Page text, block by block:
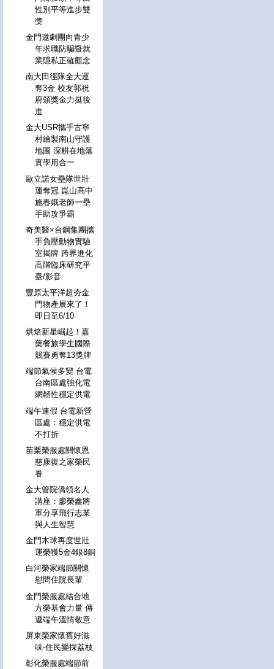
性別平等進步雙
獎
金門邀劇團向青少
年求職防騙暨就
業隱私正確觀念
南大田徑隊全大運
奪3金 校友郭祝
府頒獎金力挺後
進
金大USR攜手古寧
村繪製南山守護
地圖 深耕在地落
實學用合一
歐立諾女壘隊世壯
運奪冠 崑山高中
施春娥老師一壘
手助攻爭霸
奇美醫×台鋼集團攜
手負壓動物實驗
室揭牌 跨界進化
高階臨床研究平
臺/影音
豐原太平洋超夯金
門物產展來了！
即日至6/10
烘焙新星崛起！嘉
藥餐旅學生國際
競賽勇奪13獎牌
端節氣候多變 台電
台南區處強化電
網韌性穩定供電
端午連假 台電新營
區處：穩定供電
不打折
苗栗榮服處關懷恩
慈康復之家榮民
眷
金大管院僑領名人
講座：廖榮鑫將
軍分享飛行志業
與人生智慧
金門木球再度世壯
運榮獲5金4銀8銅
白河榮家端節關懷
慰問住院長輩
金門榮服處結合地
方榮基會力量 傳
遞端午溫情敬意
屏東榮家懷舊好滋
味-住民樂採荔枝
彰化榮服處端節前